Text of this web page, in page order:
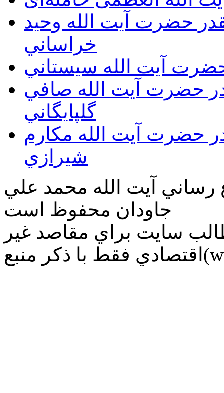
حضرت آيت الله وحيد
خراساني
حضرت آيت الله سيستاني
حضرت آيت الله صافي
گلپايگاني
حضرت آيت الله مكارم
شيرازي
رساني آیت الله محمد علي
جاودان محفوظ است
سايت براي مقاصد غير